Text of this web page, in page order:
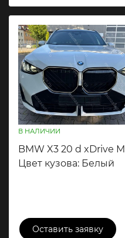
В НАЛИЧИИ
BMW X3 20 d xDrive
Цвет кузова: Белый
Оставить заявку